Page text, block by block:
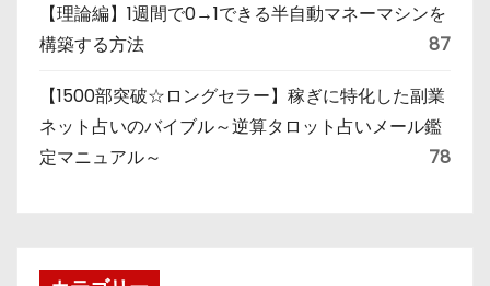
【理論編】1週間で0→1できる半自動マネーマシンを
構築する方法
87
【1500部突破☆ロングセラー】稼ぎに特化した副業
ネット占いのバイブル～逆算タロット占いメール鑑
定マニュアル～
78